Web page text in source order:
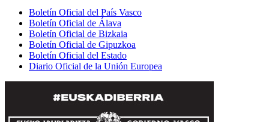
Boletín Oficial del País Vasco
Boletín Oficial de Álava
Boletín Oficial de Bizkaia
Boletín Oficial de Gipuzkoa
Boletín Oficial del Estado
Diario Oficial de la Unión Europea